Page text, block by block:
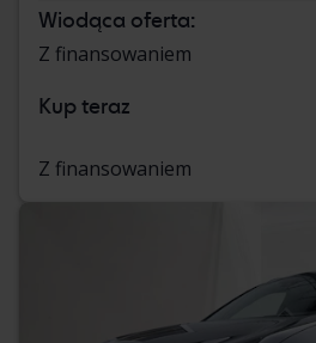
Wiodąca oferta:
Z finansowaniem
Kup teraz
Z finansowaniem